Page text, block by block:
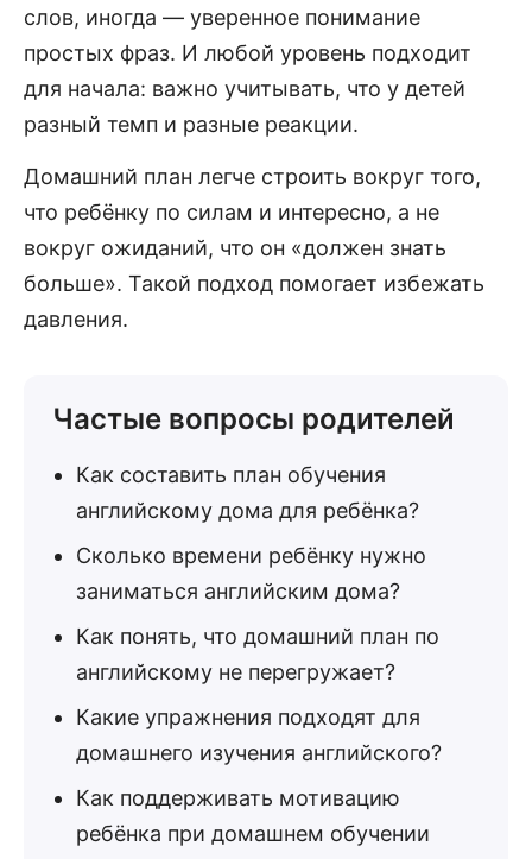
слов, иногда — уверенное понимание
простых фраз. И любой уровень подходит
для начала: важно учитывать, что у детей
разный темп и разные реакции.
Домашний план легче строить вокруг того,
что ребёнку по силам и интересно, а не
вокруг ожиданий, что он «должен знать
больше». Такой подход помогает избежать
давления.
Частые вопросы родителей
Как составить план обучения
английскому дома для ребёнка?
Сколько времени ребёнку нужно
заниматься английским дома?
Как понять, что домашний план по
английскому не перегружает?
Какие упражнения подходят для
домашнего изучения английского?
Как поддерживать мотивацию
ребёнка при домашнем обучении